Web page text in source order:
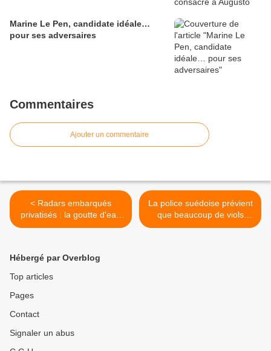
Marine Le Pen, candidate idéale…
pour ses adversaires
Commentaires
Ajouter un commentaire
< Radars embarqués
privatisés : la goutte d'eau
qui va faire déborder le
La police suédoise prévient
que beaucoup de viols
auront lieu cet été et
Hébergé par Overblog
Top articles
Pages
Contact
Signaler un abus